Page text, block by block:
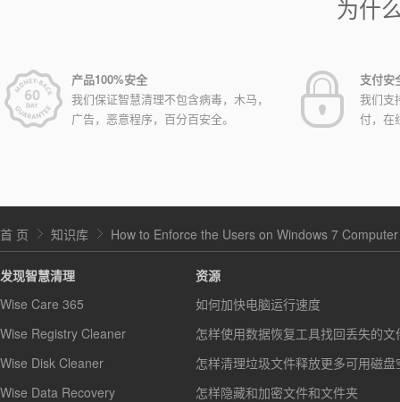
为什
产品100%安全
我们保证智慧清理不包含病毒，木马，
广告，恶意程序，百分百安全。
支付安
我们支
付，在
首 页 知识库 How to Enforce the Users on Windows 7
发现智慧清理
Wise Care 365
Wise Registry Cleaner
Wise Disk Cleaner
Wise Data Recovery
资源
如何加快电脑运行速度
怎样使用数据恢复工具找回丢失的文
怎样清理垃圾文件释放更多可用磁盘
怎样隐藏和加密文件和文件夹